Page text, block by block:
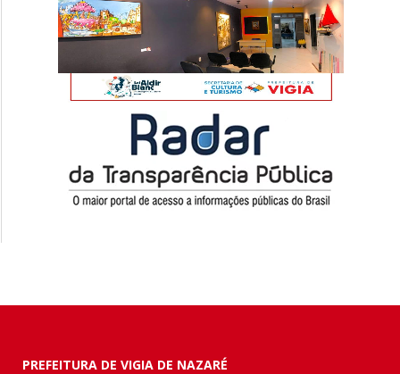
PREFEITURA DE VIGIA DE NAZARÉ